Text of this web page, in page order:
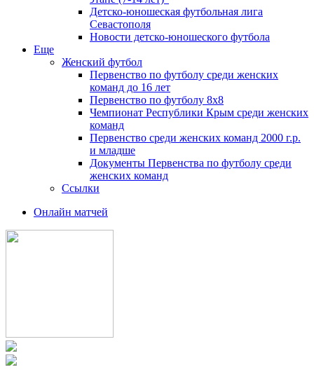
Детско-юношеская футбольная лига
Севастополя
Новости детско-юношеского футбола
Еще
Женский футбол
Первенство по футболу среди женских
команд до 16 лет
Первенство по футболу 8х8
Чемпионат Республики Крым среди женских
команд
Первенство среди женских команд 2000 г.р.
и младше
Документы Первенства по футболу среди
женских команд
Ссылки
Онлайн матчей